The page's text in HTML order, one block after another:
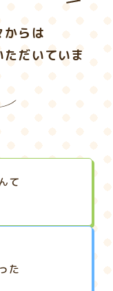
からは
だいていま
て
た